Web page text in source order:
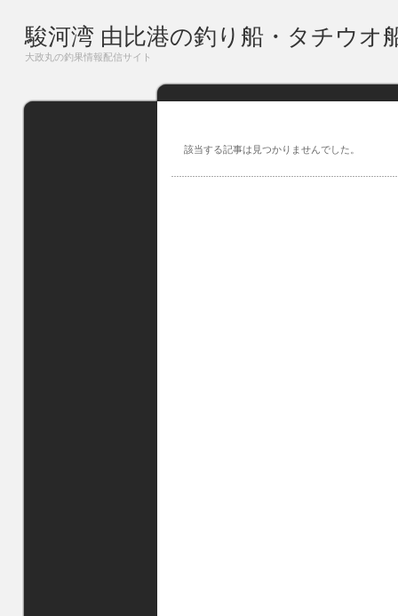
駿河湾 由比港の釣り船・タチウオ
大政丸の釣果情報配信サイト
該当する記事は見つかりませんでした。